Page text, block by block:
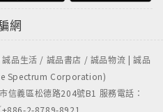
行！
滿可愛、幸福感的旅行書
行去的心！
網
品生活 / 誠品書店 / 誠品物流 | 誠品
Spectrum Corporation)
信義區松德路204號B1 服務電話：